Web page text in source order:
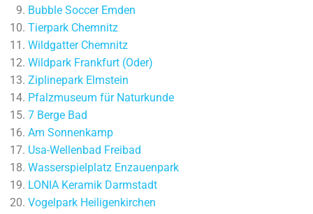
Bubble Soccer Emden
Tierpark Chemnitz
Wildgatter Chemnitz
Wildpark Frankfurt (Oder)
Ziplinepark Elmstein
Pfalzmuseum für Naturkunde
7 Berge Bad
Am Sonnenkamp
Usa-Wellenbad Freibad
Wasserspielplatz Enzauenpark
LONIA Keramik Darmstadt
Vogelpark Heiligenkirchen